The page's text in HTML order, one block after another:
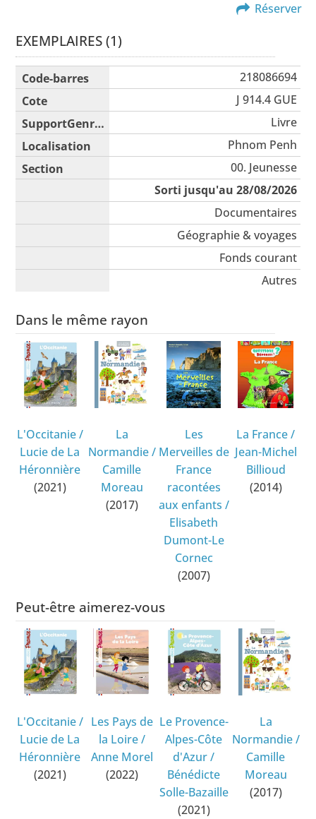
Réserver
EXEMPLAIRES (1)
Liste des exemplaires
218086694
J 914.4 GUE
Livre
Phnom Penh
00. Jeunesse
Sorti jusqu'au 28/08/2026
Documentaires
Géographie & voyages
Fonds courant
Autres
Dans le même rayon
L'Occitanie/
Lucie de La
Héronnière
(2021)
La
Normandie/
Camille
Moreau
(2017)
Les
Merveilles de
France
racontées
aux enfants /
Elisabeth
Dumont-Le
Cornec
(2007)
La France/
Jean-Michel
Billioud
(2014)
Peut-être aimerez-vous
L'Occitanie/
Lucie de La
Héronnière
(2021)
Les Pays de
la Loire/
Anne Morel
(2022)
Le Provence-
Alpes-Côte
d'Azur/
Bénédicte
Solle-Bazaille
(2021)
La
Normandie/
Camille
Moreau
(2017)